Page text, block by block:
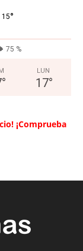
15°
75 %
°
LUN
17°
¡Comprueba